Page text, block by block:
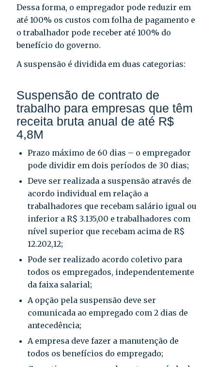
Dessa forma, o empregador pode reduzir em
até 100% os custos com folha de pagamento e
o trabalhador pode receber até 100% do
benefício do governo.
A suspensão é dividida em duas categorias:
Suspensão de contrato de
trabalho para empresas que têm
receita bruta anual de até R$
4,8M
Prazo máximo de 60 dias – o empregador
pode dividir em dois períodos de 30 dias;
Deve ser realizada a suspensão através de
acordo individual em relação a
trabalhadores que recebam salário igual ou
inferior a R$ 3.135,00 e trabalhadores com
nível superior que recebam acima de R$
12.202,12;
Pode ser realizado acordo coletivo para
todos os empregados, independentemente
da faixa salarial;
A opção pela suspensão deve ser
comunicada ao empregado com 2 dias de
antecedência;
A empresa deve fazer a manutenção de
todos os benefícios do empregado;